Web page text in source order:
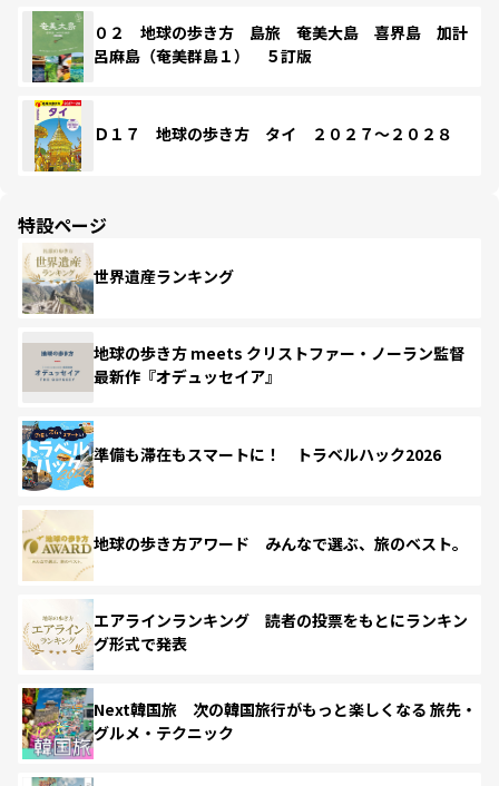
０２ 地球の歩き方 島旅 奄美大島 喜界島 加計
呂麻島（奄美群島１） ５訂版
Ｄ１７ 地球の歩き方 タイ ２０２７～２０２８
特設ページ
世界遺産ランキング
地球の歩き方 meets クリストファー・ノーラン監督
最新作『オデュッセイア』
準備も滞在もスマートに！ トラベルハック2026
地球の歩き方アワード みんなで選ぶ、旅のベスト。
エアラインランキング 読者の投票をもとにランキン
グ形式で発表
Next韓国旅 次の韓国旅行がもっと楽しくなる 旅先・
グルメ・テクニック